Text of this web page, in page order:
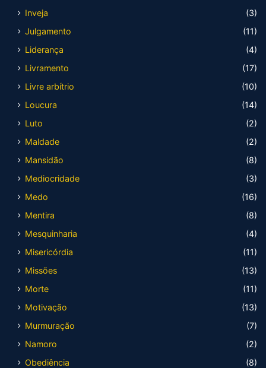
Inveja
(3)
Julgamento
(11)
Liderança
(4)
Livramento
(17)
Livre arbítrio
(10)
Loucura
(14)
Luto
(2)
Maldade
(2)
Mansidão
(8)
Mediocridade
(3)
Medo
(16)
Mentira
(8)
Mesquinharia
(4)
Misericórdia
(11)
Missões
(13)
Morte
(11)
Motivação
(13)
Murmuração
(7)
Namoro
(2)
Obediência
(8)